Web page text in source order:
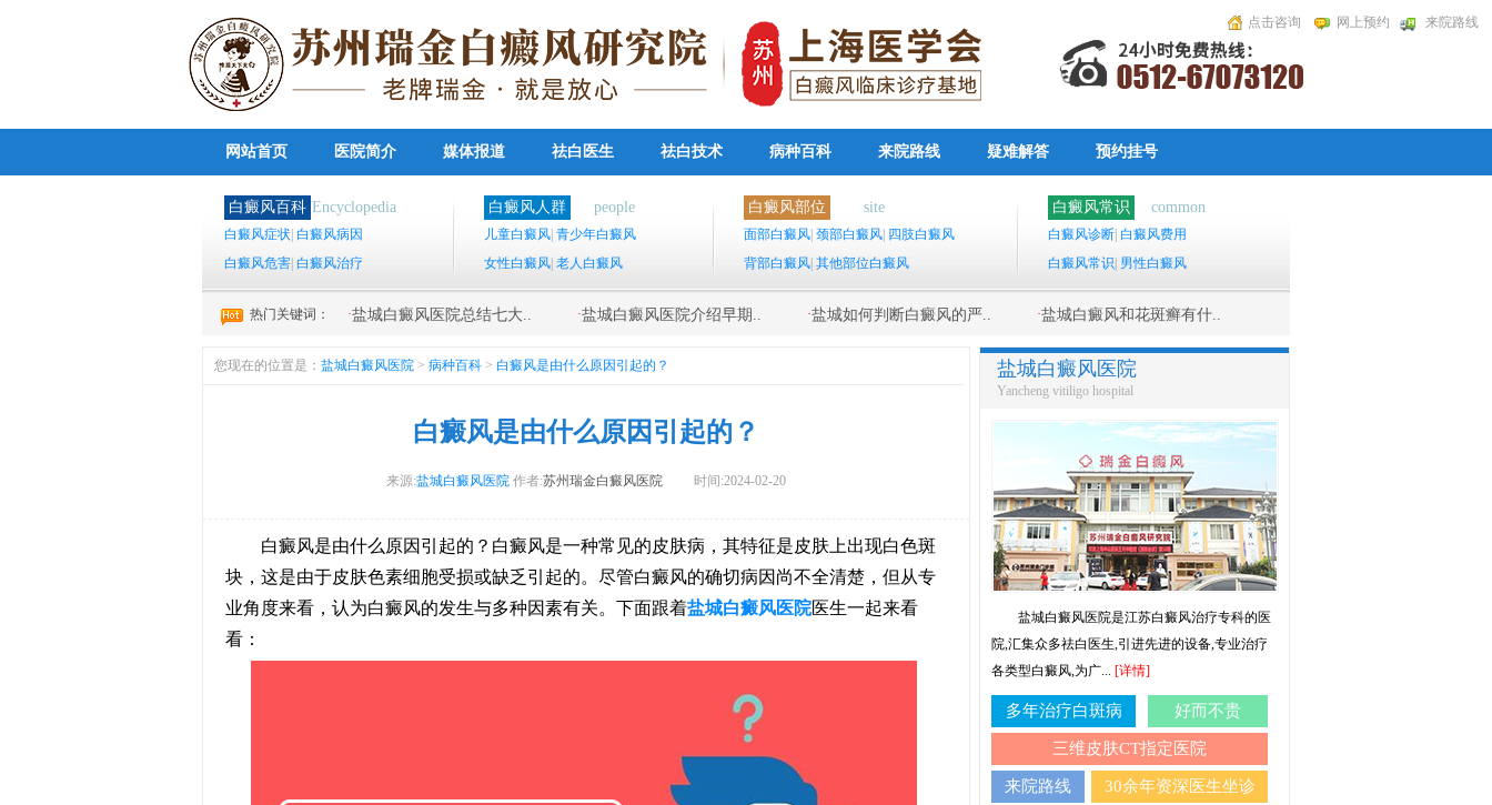
点击咨询 网上预约 来院路线
网站首页 医院简介 媒体报道 祛白医生 祛白技术 病种百科 来院路线 疑难解答 预约挂号
白癜风百科 Encyclopedia
白癜风症状 白癜风病因
白癜风危害 白癜风治疗
白癜风人群 people
儿童白癜风 青少年白癜风
女性白癜风 老人白癜风
白癜风部位 site
面部白癜风 颈部白癜风 四肢白癜风
背部白癜风 其他部位白癜风
白癜风常识 common
白癜风诊断 白癜风费用
白癜风常识 男性白癜风
热门关键词： ·盐城白癜风医院总结七大.. ·盐城白癜风医院介绍早期.. ·盐城如何判断白癜风的严.. ·盐城白癜风和花斑癣有什..
您现在的位置是： 盐城白癜风医院 > 病种百科 > 白癜风是由什么原因引起的？
白癜风是由什么原因引起的？
来源:盐城白癜风医院 作者:苏州瑞金白癜风医院 时间:2024-02-20
白癜风是由什么原因引起的？白癜风是一种常见的皮肤病，其特征是皮肤上出现白色斑
块，这是由于皮肤色素细胞受损或缺乏引起的。尽管白癜风的确切病因尚不全清楚，但从专
业角度来看，认为白癜风的发生与多种因素有关。下面跟着盐城白癜风医院医生一起来看
看：
盐城白癜风医院
Yancheng vitiligo hospital
盐城白癜风医院是江苏白癜风治疗专科的医
院,汇集众多祛白医生,引进先进的设备,专业治疗
各类型白癜风,为广... [详情]
多年治疗白斑病 好而不贵
三维皮肤CT指定医院
来院路线 30余年资深医生坐诊